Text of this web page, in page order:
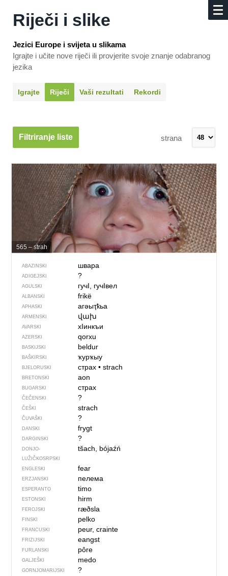
Riječi i slike
Jezici Europe i svijeta u slikama
Igrajte i učite nove riječi ili provjerite svoje znanje odabranog
jezika
Igrajte Riječi Vaši rezultati Rekordi
Filtriranje liste strana
565 – strah
ABAZINSKI швара
ADIGEJSKI ?
AGULSKI гучI, гучIвел
ALBANSKI frikë
APHASKI агәыҭҟьа
ARMENSKI վախ
AVARSKI хIинкъи
AZERSKI qorxu
BASKIJSKI beldur
BAŠKIRSKI ҡурҡыу
BJELORUSKI страх• strach
BRETONSKI aon
BUGARSKI страх
ČEČENSKI ?
ČEŠKI strach
ČUVAŠKI ?
DANSKI frygt
DARGINSKI ?
DONJO­
LUŽIČKOSRPSKI
tšach, bójaźń
ENGLESKI fear
ERZJANSKI пелема
ESPERANTO timo
ESTONSKI hirm
FEROJSKI ræðsla
FINSKI pelko
FRANCUSKI peur, crainte
FRIZIJSKI eangst
FURLANSKI pôre
GALJEŠKI medo
GORNJOMARIJSKI ?